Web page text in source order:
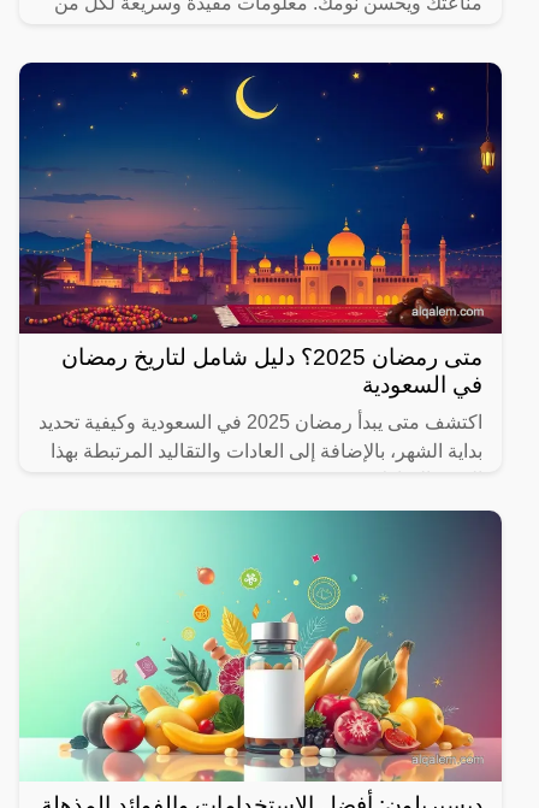
متى رمضان 2025؟ دليل شامل لتاريخ رمضان
في السعودية
اكتشف متى يبدأ رمضان 2025 في السعودية وكيفية تحديد
بداية الشهر، بالإضافة إلى العادات والتقاليد المرتبطة بهذا